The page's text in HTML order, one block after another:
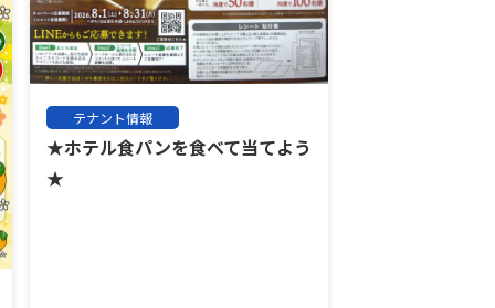
テナント情報
★ホテル食パンを食べて当てよう
★